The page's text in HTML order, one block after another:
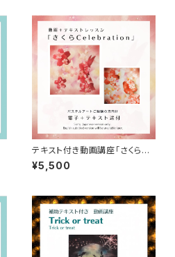
テキスト付き動画講座「さくらCe
lebration」（電子教材＋テキス
ト送付）
¥5,500